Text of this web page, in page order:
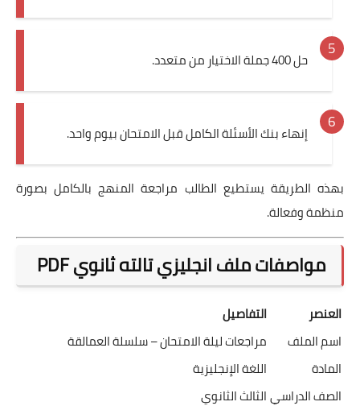
حل 400 جملة الاختيار من متعدد.
إنهاء بنك الأسئلة الكامل قبل الامتحان بيوم واحد.
بهذه الطريقة يستطيع الطالب مراجعة المنهج بالكامل بصورة
منظمة وفعالة.
مواصفات ملف انجليزي تالته ثانوي PDF
العنصر
التفاصيل
اسم الملف
مراجعات ليلة الامتحان – سلسلة العمالقة
المادة
اللغة الإنجليزية
الصف الدراسيالثالث الثانوي